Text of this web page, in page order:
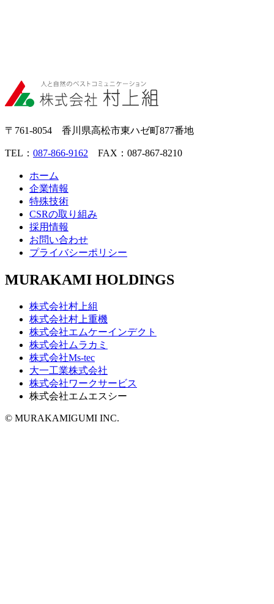
〒761-8054 香川県高松市東ハゼ町877番地
TEL： 087-866-9162 FAX：087-867-8210
ホーム
企業情報
特殊技術
CSRの取り組み
採用情報
お問い合わせ
プライバシーポリシー
MURAKAMI HOLDINGS
株式会社村上組
株式会社村上重機
株式会社エムケーインデクト
株式会社ムラカミ
株式会社Ms-tec
大一工業株式会社
株式会社ワークサービス
株式会社エムエスシー
© MURAKAMIGUMI INC.